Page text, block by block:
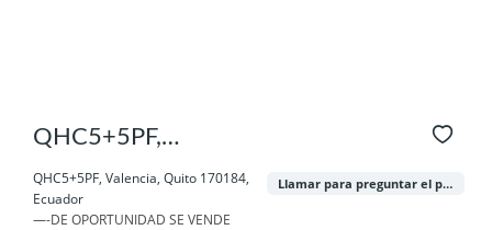
QHC5+5PF,
Valencia, Quito
170184, Ecuador
QHC5+5PF, Valencia, Quito 170184,
Ecuador
—-DE OPORTUNIDAD SE VENDE
Llamar para preguntar el precio